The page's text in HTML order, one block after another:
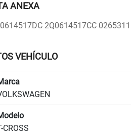
ANEXA
2Q0614517CC
VEHÍCULO
CROSS